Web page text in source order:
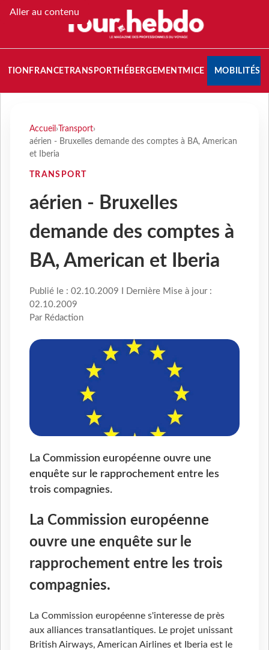
Aller au contenu
FRANCETRANSPORT HÉBERGEMENTMICE MOBILITÉS
Accueil › Transport›
aérien - Bruxelles demande des comptes à BA, American
et Iberia
TRANSPORT
aérien - Bruxelles
demande des comptes à
BA, American et Iberia
Publié le : 02.10.2009 I Dernière Mise à jour :
02.10.2009
Par Rédaction
La Commission européenne ouvre une
enquête sur le rapprochement entre les
trois compagnies.
La Commission européenne
ouvre une enquête sur le
rapprochement entre les trois
compagnies.
La Commission européenne s'interesse de près
aux alliances transatlantiques. Le projet unissant
British Airways, American Airlines et Iberia est le